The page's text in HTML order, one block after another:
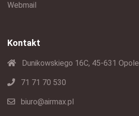
Webmail
Kontakt
Dunikowskiego 16C, 45-631 Opole
71 71 70 530
biuro@airmax.pl